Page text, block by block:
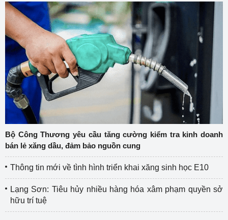
Bộ Công Thương yêu cầu tăng cường kiểm tra kinh doanh
bán lẻ xăng dầu, đảm bảo nguồn cung
Thông tin mới về tình hình triển khai xăng sinh học E10
Lạng Sơn: Tiêu hủy nhiều hàng hóa xâm phạm quyền sở
hữu trí tuệ